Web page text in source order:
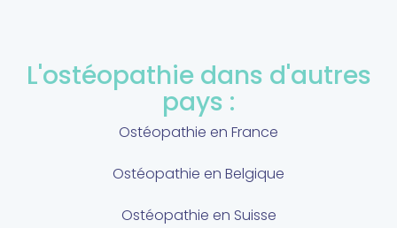
L'ostéopathie dans d'autres
pays :
Ostéopathie en France
Ostéopathie en Belgique
Ostéopathie en Suisse